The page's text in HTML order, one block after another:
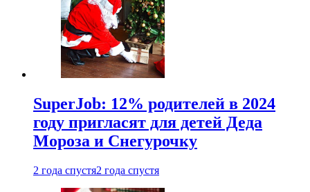
SuperJob: 12% родителей в 2024
году пригласят для детей Деда
Мороза и Снегурочку
2 года спустя2 года спустя